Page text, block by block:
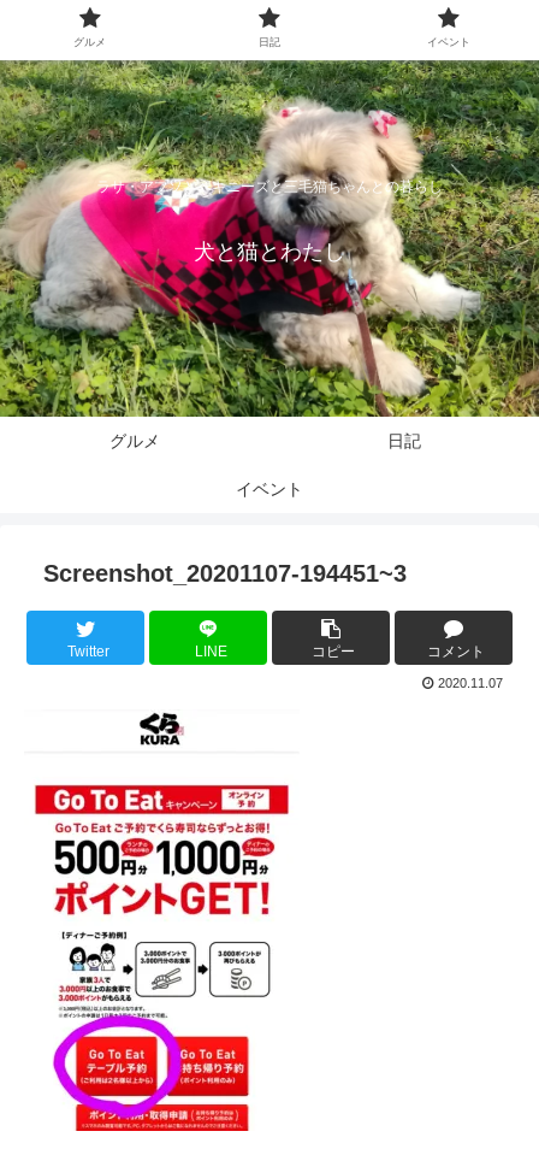
ラサ・アプソとペキニーズと三毛猫ちゃんとの暮らし
犬と猫とわたし
グルメ 日記
イベント
Screenshot_20201107-194451~3
Twitter LINE コピー コメント
2020.11.07
グルメ 日記 イベント